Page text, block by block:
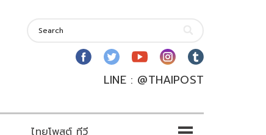
LINE : @THAIPOST
ไทยโพสต์ ทีวี